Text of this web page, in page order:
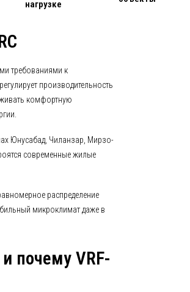
нагрузке
требованиями к
производительность
комфортную
Юнусабад, Чиланзар, Мирзо-
современные жилые
распределение
микроклимат даже в
почему VRF-